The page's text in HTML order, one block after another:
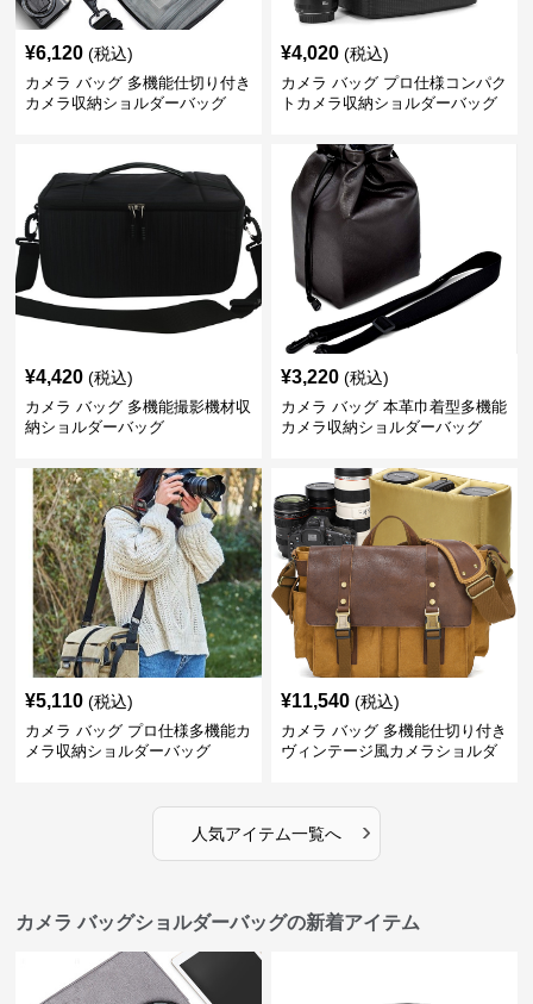
¥6,120 (税込)
カメラ バッグ 多機能仕切り付き
カメラ収納ショルダーバッグ
¥4,020 (税込)
カメラ バッグ プロ仕様コンパク
トカメラ収納ショルダーバッグ
¥4,420 (税込)
カメラ バッグ 多機能撮影機材収
納ショルダーバッグ
¥3,220 (税込)
カメラ バッグ 本革巾着型多機能
カメラ収納ショルダーバッグ
¥5,110 (税込)
カメラ バッグ プロ仕様多機能カ
メラ収納ショルダーバッグ
¥11,540 (税込)
カメラ バッグ 多機能仕切り付き
ヴィンテージ風カメラショルダ
人気アイテム一覧へ ›
カメラ バッグショルダーバッグの新着アイテム